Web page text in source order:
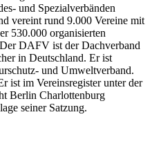
und Spezialverbänden
vereint rund 9.000 Vereine mit
530.000 organisierten
DAFV ist der Dachverband
in Deutschland. Er ist
und Umweltverband.
ist im Vereinsregister unter der
Berlin Charlottenburg
seiner Satzung.